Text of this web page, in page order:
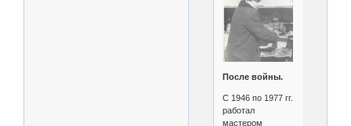
После войны.
С 1946 по 1977 гг.
работал
мастером